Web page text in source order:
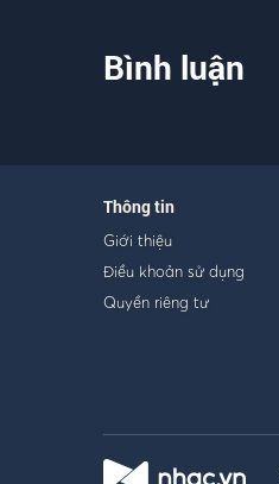
Bình luận
Thông tin
Giới thiệu
Điều khoản sử dụng
Quyền riêng tư